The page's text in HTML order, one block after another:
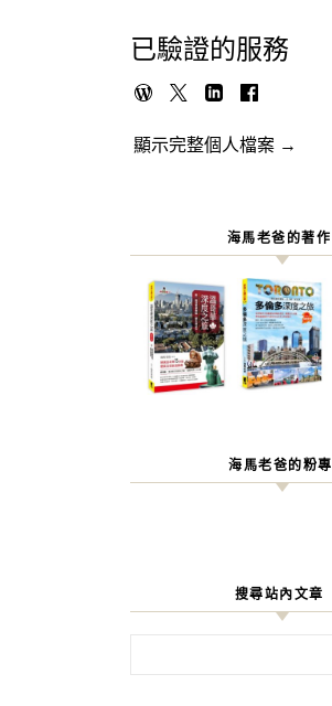
已驗證的服務
顯示完整個人檔案 →
海馬老爸的著作
海馬老爸的粉專
搜尋站內文章